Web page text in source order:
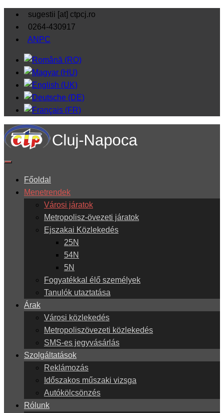
sugestii [at] ctpcj.ro
0264-430917
ANPC
Főoldal
Menetrendek
Városi járatok
Metropolisz-övezeti járatok
Ejszakai Közlekedés
25N
54N
5N
Fogyatékkal élő személyek
Tanulók utaztatása
Árak
Városi közlekedés
Metropoliszövezeti közlekedés
SMS-es jegyvásárlás
Szolgáltatások
Reklámozás
Időszakos műszaki vizsga
Autókölcsönzés
Rólunk